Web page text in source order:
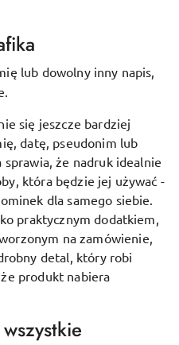
lub dowolny inny napis,
się jeszcze bardziej
datę, pseudonim lub
sprawia, że nadruk idealnie
która będzie jej używać -
dla samego siebie.
praktycznym dodatkiem,
na zamówienie,
detal, który robi
produkt nabiera